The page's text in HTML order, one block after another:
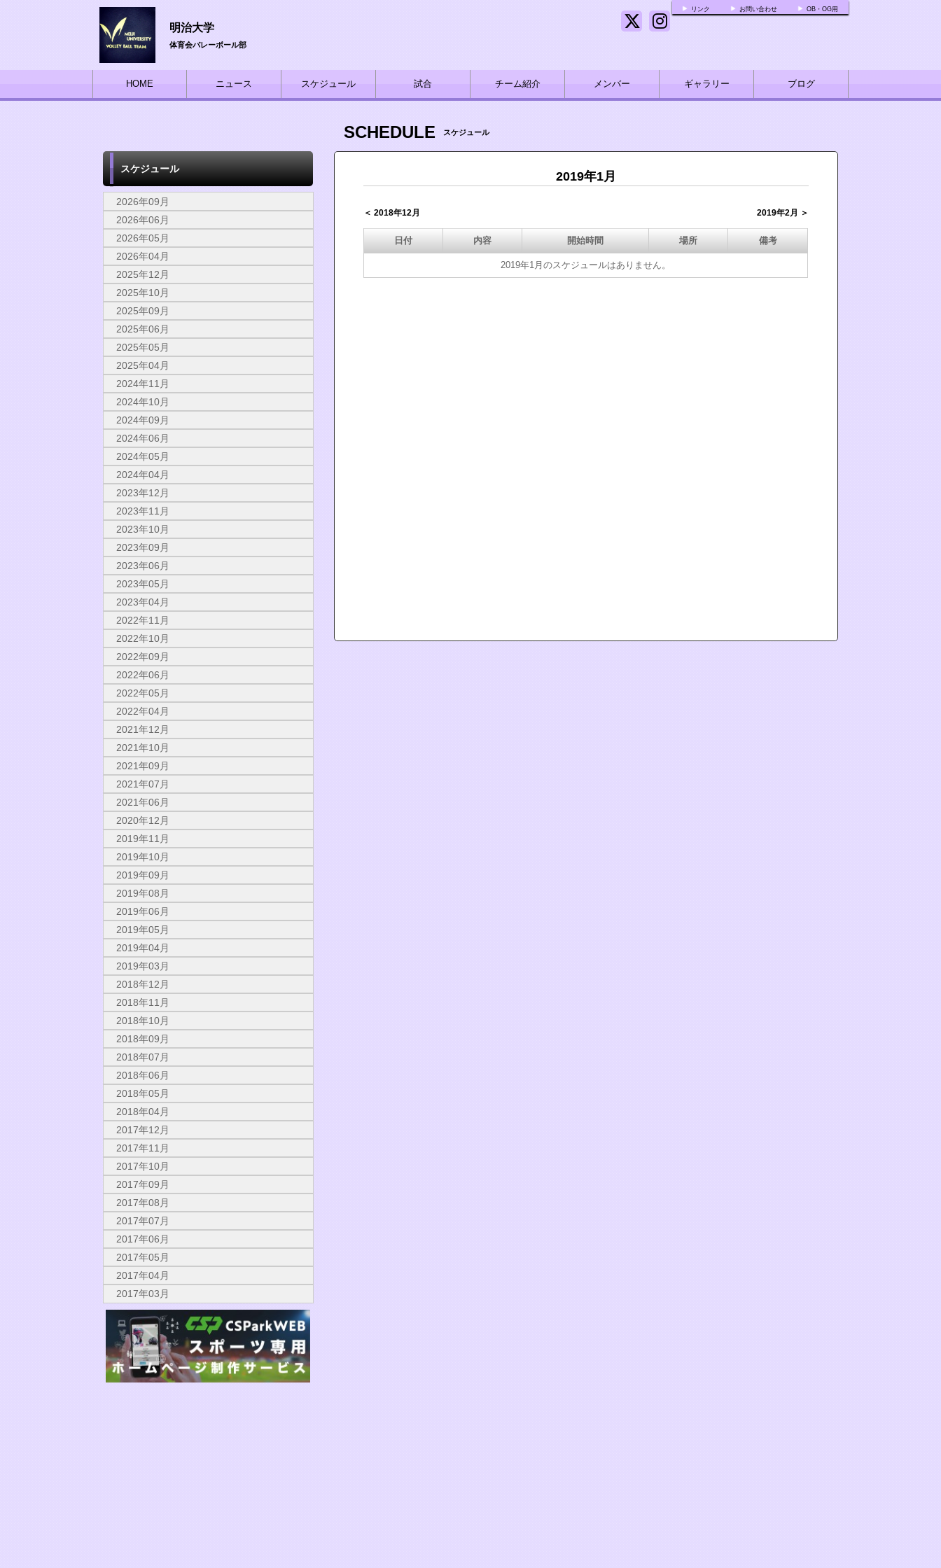
リンク お問い合わせ OB・OG用
明治大学
体育会バレーボール部
HOME ニュース スケジュール 試合 チーム紹介 メンバー ギャラリー ブログ
スケジュール
2026年09月
2026年06月
2026年05月
2026年04月
2025年12月
2025年10月
2025年09月
2025年06月
2025年05月
2025年04月
2024年11月
2024年10月
2024年09月
2024年06月
2024年05月
2024年04月
2023年12月
2023年11月
2023年10月
2023年09月
2023年06月
2023年05月
2023年04月
2022年11月
2022年10月
2022年09月
2022年06月
2022年05月
2022年04月
2021年12月
2021年10月
2021年09月
2021年07月
2021年06月
2020年12月
2019年11月
2019年10月
2019年09月
2019年08月
2019年06月
2019年05月
2019年04月
2019年03月
2018年12月
2018年11月
2018年10月
2018年09月
2018年07月
2018年06月
2018年05月
2018年04月
2017年12月
2017年11月
2017年10月
2017年09月
2017年08月
2017年07月
2017年06月
2017年05月
2017年04月
2017年03月
SCHEDULE スケジュール
2019年1月
＜ 2018年12月 2019年2月 ＞
日付 内容 開始時間 場所 備考
2019年1月のスケジュールはありません。